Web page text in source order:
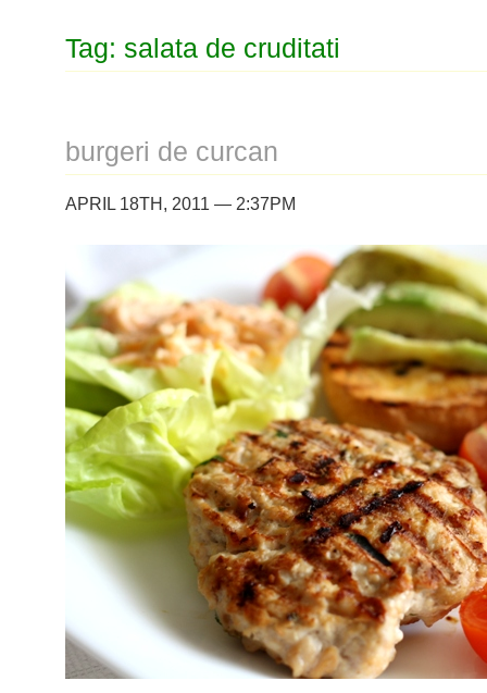
Tag: salata de cruditati
burgeri de curcan
APRIL 18TH, 2011 — 2:37PM